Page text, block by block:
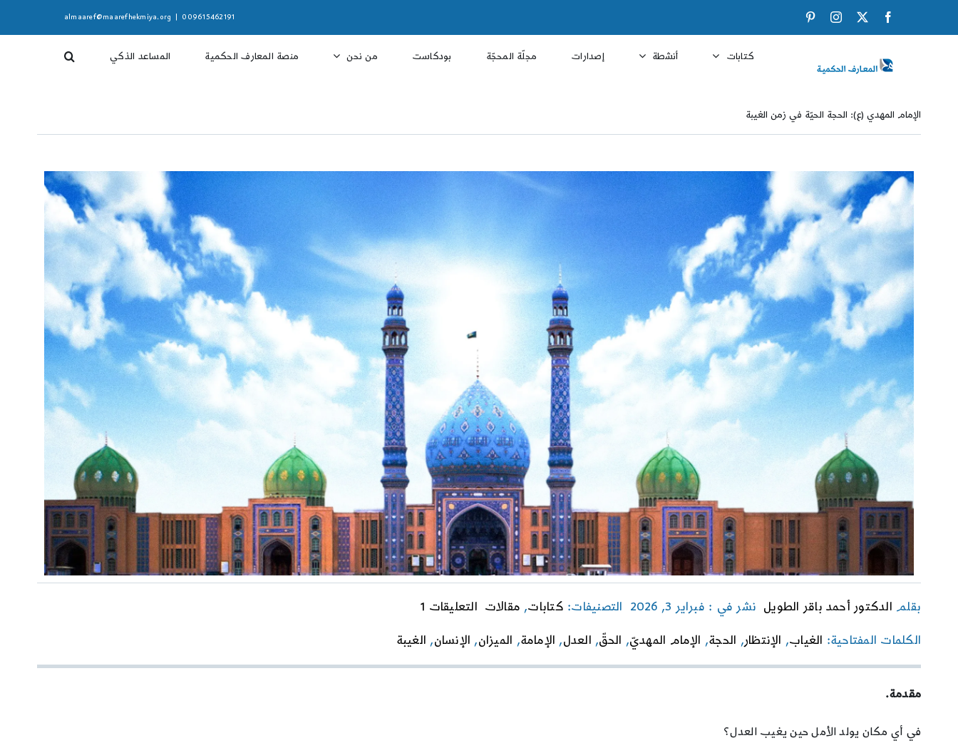
Facebook
X
Instagram
009615462191
almaaref@maarefhekmiya.org
كتابات أنشطة إصدارات مجلّة المحجّة بودكاست من نحن منصة المعارف الحكمية المساعد الذكي
الإمام المهدي (ع): الحجة الحيّة في زمن الغيبة
بقلم الدكتور أحمد باقر الطويل نشر في : فبراير 3, 2026 التصنيفات: كتابات, مقالات التعليقات 1 on
المهدي
(ع):
الحجة
الكلمات المفتاحية: الغياب, الإنتظار, الحجة, الإمام المهديّ, الحقّ, العدل, الإمامة, الميزان, الإنسان, الغيبة
مقدمة.
في أي مكان يولد الأمل حين يغيب العدل؟